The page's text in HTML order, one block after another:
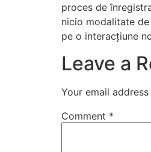
proces de
nicio modalitate
pe o interacțiune
Leave a
Your email
Comment *